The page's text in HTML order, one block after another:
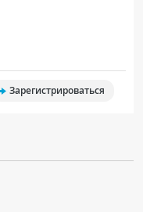
Зарегистрироваться